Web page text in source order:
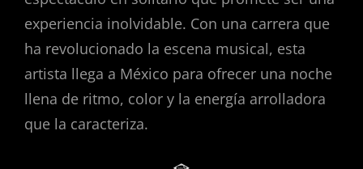
experiencia inolvidable. Con una carrera que
ha revolucionado la escena musical, esta
artista llega a México para ofrecer una noche
llena de ritmo, color y la energía arrolladora
que la caracteriza.